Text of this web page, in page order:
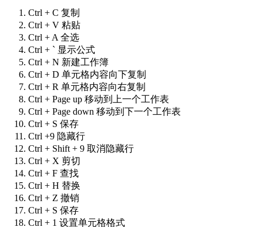
Ctrl + C 复制
Ctrl + V 粘贴
Ctrl + A 全选
Ctrl + ` 显示公式
Ctrl + N 新建工作簿
Ctrl + D 单元格内容向下复制
Ctrl + R 单元格内容向右复制
Ctrl + Page up 移动到上一个工作表
Ctrl + Page down 移动到下一个工作表
Ctrl + S 保存
Ctrl +9 隐藏行
Ctrl + Shift + 9 取消隐藏行
Ctrl + X 剪切
Ctrl + F 查找
Ctrl + H 替换
Ctrl + Z 撤销
Ctrl + S 保存
Ctrl + 1 设置单元格格式